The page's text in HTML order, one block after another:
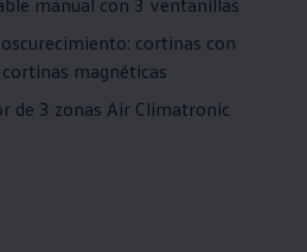
manual con 3 ventanillas
cortinas con
magnéticas
de 3 zonas Air Climatronic